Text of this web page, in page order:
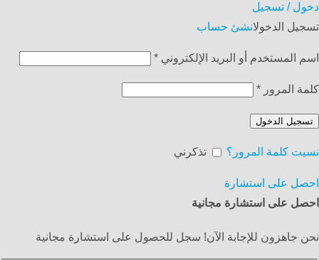
دخول / تسجيل
تسجيل الدخولانشئ حساب
اسم المستخدم أو البريد الإلكتروني *
كلمة المرور *
تسجيل الدخول
نسيت كلمة المرور؟ تذكرني
احصل على استشارة
احصل على استشارة مجانية
نحن جاهزون للإجابة الآن! سجل للحصول على استشارة مجانية